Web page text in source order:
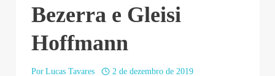
Bezerra e Gleisi
Hoffmann
Por Lucas Tavares
2 de dezembro de 2019